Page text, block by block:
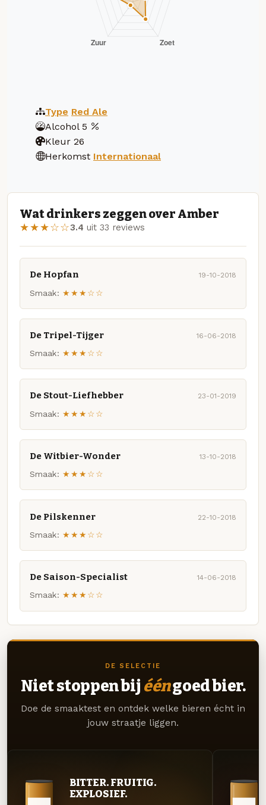
Type Red Ale
Alcohol 5
Kleur 26
Herkomst Internationaal
Wat drinkers zeggen over Amber
★★★☆☆3.4 uit 33 reviews
De Hopfan 19-10-2018
Smaak: ★★★☆☆
De Tripel-Tijger 16-06-2018
Smaak: ★★★☆☆
De Stout-Liefhebber 23-01-2019
Smaak: ★★★☆☆
De Witbier-Wonder 13-10-2018
Smaak: ★★★☆☆
De Pilskenner 22-10-2018
Smaak: ★★★☆☆
De Saison-Specialist 14-06-2018
Smaak: ★★★☆☆
DE SELECTIE
Niet stoppen bij ééngoed bier.
Doe de smaaktest en ontdek welke bieren écht in
jouw straatje liggen.
BITTER. FRUITIG.
EXPLOSIEF.